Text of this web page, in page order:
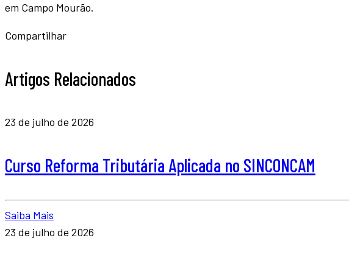
em Campo Mourão.
Compartilhar
Artigos Relacionados
23 de julho de 2026
Curso Reforma Tributária Aplicada no SINCONCAM
Saiba Mais
23 de julho de 2026